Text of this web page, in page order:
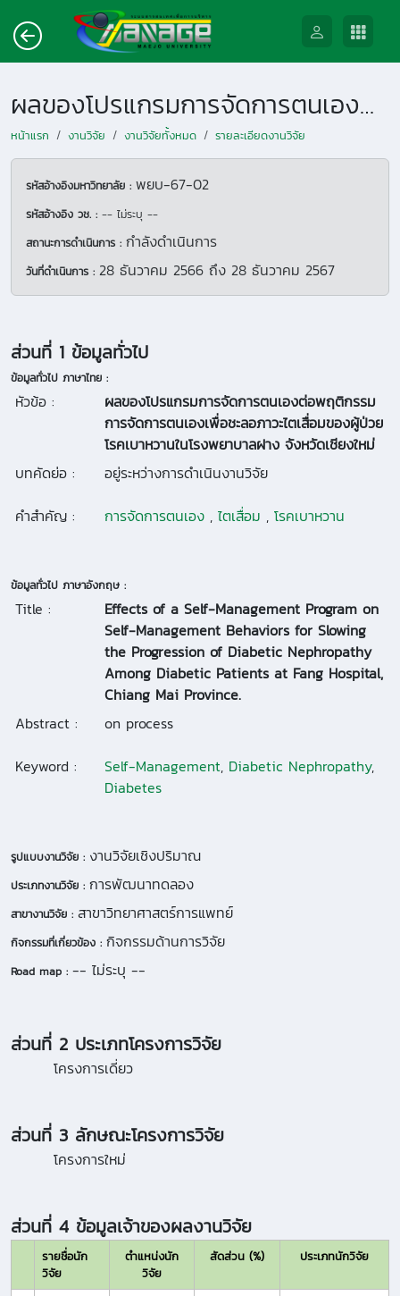
ผลของโปรแกรมการจัดการตนเองต่อพฤติกรรมการจัดการตนเองเพื่อชะลอภาวะไตเสื่อมของผู้ป่วยโรคเบาหวานในโรงพยาบาลฝาง จังหวัดเชียงใหม่
หน้าแรก งานวิจัย งานวิจัยทั้งหมด รายละเอียดงานวิจัย
รหัสอ้างอิงมหาวิทยาลัย : พยบ-67-02
รหัสอ้างอิง วช. : -- ไม่ระบุ --
สถานะการดำเนินการ : กำลังดำเนินการ
วันที่ดำเนินการ : 28 ธันวาคม 2566 ถึง 28 ธันวาคม 2567
ส่วนที่ 1 ข้อมูลทั่วไป
ข้อมูลทั่วไป ภาษาไทย :
หัวข้อ :
ผลของโปรแกรมการจัดการตนเองต่อพฤติกรรม
การจัดการตนเองเพื่อชะลอภาวะไตเสื่อมของผู้ป่วย
โรคเบาหวานในโรงพยาบาลฝาง จังหวัดเชียงใหม่
บทคัดย่อ :
อยู่ระหว่างการดำเนินงานวิจัย
คำสำคัญ :
การจัดการตนเอง, ไตเสื่อม , โรคเบาหวาน
ข้อมูลทั่วไป ภาษาอังกฤษ :
Title :
Effects of a Self-Management Program on
Self-Management Behaviors for Slowing
the Progression of Diabetic Nephropathy
Among Diabetic Patients at Fang Hospital,
Chiang Mai Province.
Abstract :
on process
Keyword :
Self-Management, Diabetic Nephropathy,
Diabetes
รูปแบบงานวิจัย : งานวิจัยเชิงปริมาณ
ประเภทงานวิจัย : การพัฒนาทดลอง
สาขางานวิจัย : สาขาวิทยาศาสตร์การแพทย์
กิจกรรมที่เกี่ยวข้อง : กิจกรรมด้านการวิจัย
Road map : -- ไม่ระบุ --
ส่วนที่ 2 ประเภทโครงการวิจัย
โครงการเดี่ยว
ส่วนที่ 3 ลักษณะโครงการวิจัย
โครงการใหม่
ส่วนที่ 4 ข้อมูลเจ้าของผลงานวิจัย
รายชื่อนัก
วิจัย
ตำแหน่งนัก
วิจัย
สัดส่วน (%) ประเภทนักวิจัย